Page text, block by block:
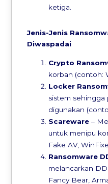
ketiga.
Jenis-Jenis
Diwaspadai
Crypto
korban (contoh:
Locker
sistem sehingga
digunakan
Scareware–
untuk menipu
Fake AV,
Ransomware
melancarkan
Fancy Bear,